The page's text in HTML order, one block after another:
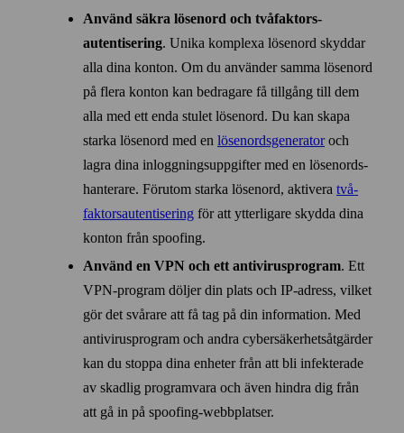
Använd säkra lösenord och två­faktors­
autentisering. Unika komplexa lösen­ord skyddar
alla dina konton. Om du använder samma lösen­ord
på flera konton kan bedragare få tillgång till dem
alla med ett enda stulet lösen­ord. Du kan skapa
starka lösen­ord med en lösen­ords­generatoroch
lagra dina inloggnings­uppgifter med en lösen­ords­
hanterare. Förutom starka lösen­ord, aktivera två­
faktors­autentisering för att ytterligare skydda dina
konton från spoofing.
Använd en VPN och ett anti­virus­program. Ett
VPN-program döljer din plats och IP-adress, vilket
gör det svårare att få tag på din information. Med
anti­virus­program och andra cyber­säkerhets­åtgärder
kan du stoppa dina enheter från att bli infekterade
av skadlig program­vara och även hindra dig från
att gå in på spoofing-webb­platser.